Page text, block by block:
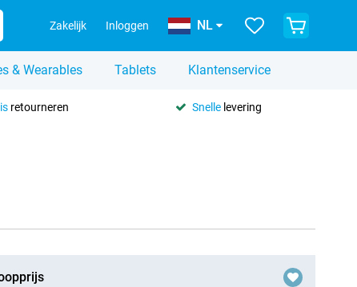
Zakelijk Inloggen NL
& Wearables Tablets Klantenservice
retourneren Snellelevering